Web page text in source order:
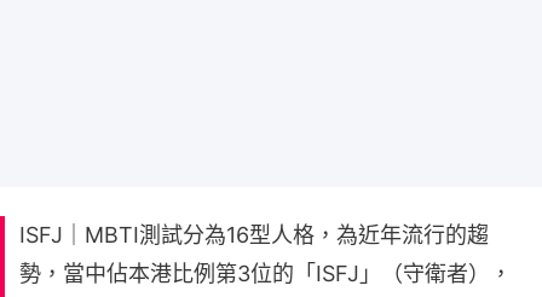
ISFJ｜MBTI測試分為16型人格，為近年流行的趨
勢，當中佔本港比例第3位的「ISFJ」（守衛者），